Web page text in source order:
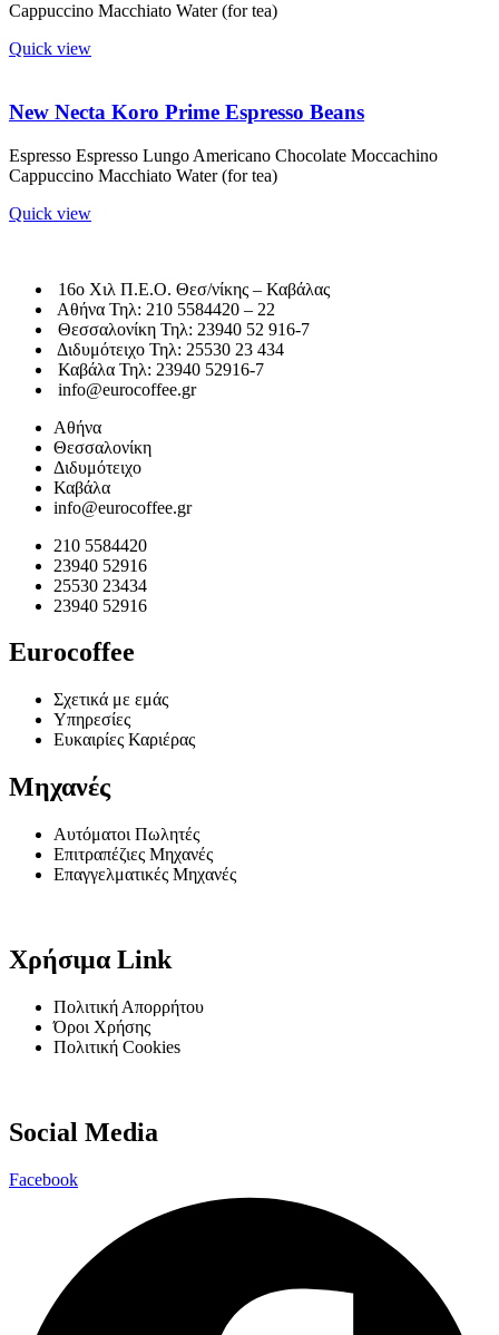
Cappuccino Macchiato Water (for tea)
Quick view
New Necta Koro Prime Espresso Beans
Espresso Espresso Lungo Americano Chocolate Moccachino
Cappuccino Macchiato Water (for tea)
Quick view
16o Χιλ Π.Ε.Ο. Θεσ/νίκης – Καβάλας
Αθήνα Τηλ: 210 5584420 – 22
Θεσσαλονίκη Τηλ: 23940 52 916-7
Διδυμότειχο Τηλ: 25530 23 434
Καβάλα Τηλ: 23940 52916-7
info@eurocoffee.gr
Αθήνα
Θεσσαλονίκη
Διδυμότειχο
Καβάλα
info@eurocoffee.gr
210 5584420
23940 52916
25530 23434
23940 52916
Eurocoffee
Σχετικά με εμάς
Υπηρεσίες
Ευκαιρίες Καριέρας
Μηχανές
Αυτόματοι Πωλητές
Επιτραπέζιες Μηχανές
Επαγγελματικές Μηχανές
Χρήσιμα Link
Πολιτική Απορρήτου
Όροι Χρήσης
Πολιτική Cookies
Social Media
Facebook